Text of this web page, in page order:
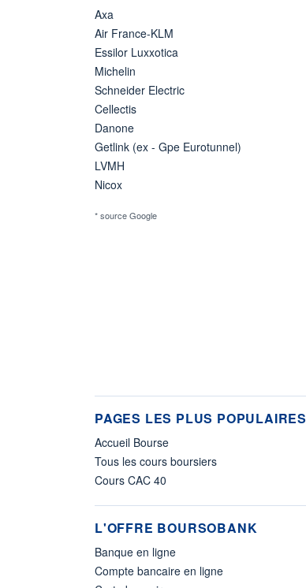
Axa
Air France-KLM
Essilor Luxxotica
Michelin
Schneider Electric
Cellectis
Danone
Getlink (ex - Gpe Eurotunnel)
LVMH
Nicox
* source Google
PAGES LES PLUS POPULAIRES
Accueil Bourse
Tous les cours boursiers
Cours CAC 40
L'OFFRE BOURSOBANK
Banque en ligne
Compte bancaire en ligne